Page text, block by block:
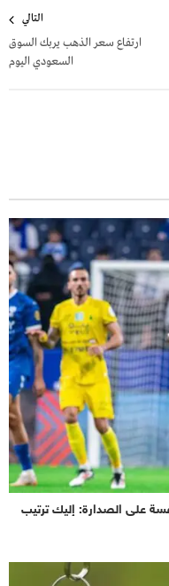
التالي
ارتفاع سعر الذهب يربك السوق
السعودي اليوم
على الصدارة: إليك ترتيب